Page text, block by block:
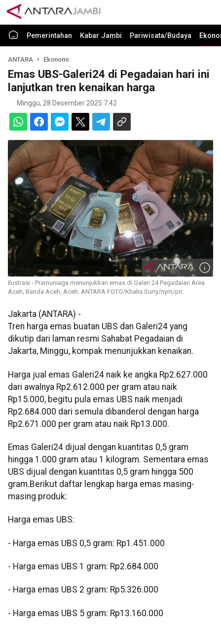
Pemerintahan Kabar Jambi Pariwisata/Budaya
ANTARA Ekonomi
Emas UBS-Galeri24 di Pegadaian hari ini
lanjutkan tren kenaikan harga
Minggu, 28 Desember 2025 7:42
Ilustrasi - Pramuniaga menunjukkan emas di Galeri 24 Pegadaian Area
Aceh, Banda Aceh, Aceh. ANTARA FOTO/Khalis Surry/nym/pri.
Jakarta (ANTARA) -
Tren harga emas buatan UBS dan Galeri24 yang
dikutip dari laman resmi Sahabat Pegadaian di
Jakarta, Minggu, kompak menunjukkan kenaikan.
‎Harga jual emas Galeri24 naik ke angka Rp2.627.000
dari awalnya Rp2.612.000 per gram atau naik
Rp15.000, begitu pula emas UBS naik menjadi
Rp2.684.000 dari semula dibanderol dengan harga
Rp2.671.000 per gram atau naik Rp13.000.
‎Emas Galeri24 dijual dengan kuantitas 0,5 gram
hingga 1.000 gram atau 1 kilogram. Sementara emas
UBS dijual dengan kuantitas 0,5 gram hingga 500
gram.Berikut daftar lengkap harga emas masing-
masing produk:
‎Harga emas UBS:
- Harga emas UBS 0,5 gram: Rp1.451.000
‎- Harga emas UBS 1 gram: Rp2.684.000
‎- Harga emas UBS 2 gram: Rp5.326.000
‎- Harga emas UBS 5 gram: Rp13.160.000